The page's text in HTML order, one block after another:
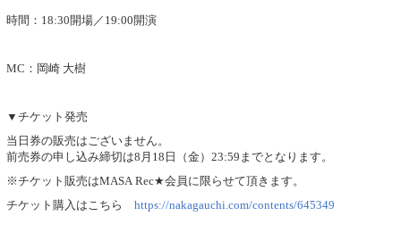
時間：18:30開場／19:00開演
MC：岡崎 大樹
▼チケット発売
当日券の販売はございません。
前売券の申し込み締切は8月18日（金）23:59までとなります。
※チケット販売はMASA Rec★会員に限らせて頂きます。
チケット購入はこちら https://nakagauchi.com/contents/645349